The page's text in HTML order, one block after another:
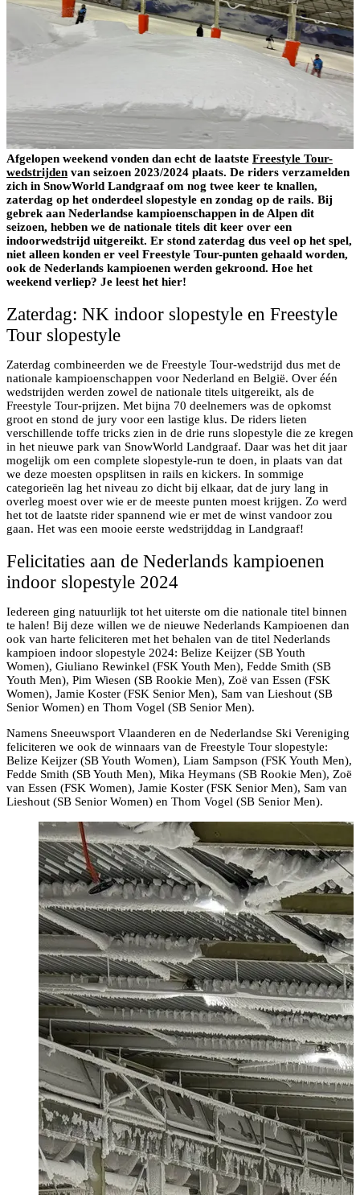
Afgelopen weekend vonden dan echt de laatste Freestyle Tour-
wedstrijden van seizoen 2023/2024 plaats. De riders verzamelden
zich in SnowWorld Landgraaf om nog twee keer te knallen,
zaterdag op het onderdeel slopestyle en zondag op de rails. Bij
gebrek aan Nederlandse kampioenschappen in de Alpen dit
seizoen, hebben we de nationale titels dit keer over een
indoorwedstrijd uitgereikt. Er stond zaterdag dus veel op het spel,
niet alleen konden er veel Freestyle Tour-punten gehaald worden,
ook de Nederlands kampioenen werden gekroond. Hoe het
weekend verliep? Je leest het hier!
Zaterdag: NK indoor slopestyle en Freestyle
Tour slopestyle
Zaterdag combineerden we de Freestyle Tour-wedstrijd dus met de
nationale kampioenschappen voor Nederland en België. Over één
wedstrijden werden zowel de nationale titels uitgereikt, als de
Freestyle Tour-prijzen. Met bijna 70 deelnemers was de opkomst
groot en stond de jury voor een lastige klus. De riders lieten
verschillende toffe tricks zien in de drie runs slopestyle die ze kregen
in het nieuwe park van SnowWorld Landgraaf. Daar was het dit jaar
mogelijk om een complete slopestyle-run te doen, in plaats van dat
we deze moesten opsplitsen in rails en kickers. In sommige
categorieën lag het niveau zo dicht bij elkaar, dat de jury lang in
overleg moest over wie er de meeste punten moest krijgen. Zo werd
het tot de laatste rider spannend wie er met de winst vandoor zou
gaan. Het was een mooie eerste wedstrijddag in Landgraaf!
Felicitaties aan de Nederlands kampioenen
indoor slopestyle 2024
Iedereen ging natuurlijk tot het uiterste om die nationale titel binnen
te halen! Bij deze willen we de nieuwe Nederlands Kampioenen dan
ook van harte feliciteren met het behalen van de titel Nederlands
kampioen indoor slopestyle 2024: Belize Keijzer (SB Youth
Women), Giuliano Rewinkel (FSK Youth Men), Fedde Smith (SB
Youth Men), Pim Wiesen (SB Rookie Men), Zoë van Essen (FSK
Women), Jamie Koster (FSK Senior Men), Sam van Lieshout (SB
Senior Women) en Thom Vogel (SB Senior Men).
Namens Sneeuwsport Vlaanderen en de Nederlandse Ski Vereniging
feliciteren we ook de winnaars van de Freestyle Tour slopestyle:
Belize Keijzer (SB Youth Women), Liam Sampson (FSK Youth Men),
Fedde Smith (SB Youth Men), Mika Heymans (SB Rookie Men), Zoë
van Essen (FSK Women), Jamie Koster (FSK Senior Men), Sam van
Lieshout (SB Senior Women) en Thom Vogel (SB Senior Men).